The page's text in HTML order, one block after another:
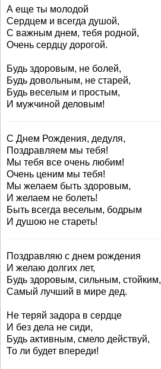
А еще ты молодой
Сердцем и всегда душой,
С важным днем, тебя родной,
Очень сердцу дорогой.
Будь здоровым, не болей,
Будь довольным, не старей,
Будь веселым и простым,
И мужчиной деловым!
С Днем Рождения, дедуля,
Поздравляем мы тебя!
Мы тебя все очень любим!
Очень ценим мы тебя!
Мы желаем быть здоровым,
И желаем не болеть!
Быть всегда веселым, бодрым
И душою не стареть!
Поздравляю с днем рождения
И желаю долгих лет,
Будь здоровым, сильным, стойким,
Самый лучший в мире дед.
Не теряй задора в сердце
И без дела не сиди,
Будь активным, смело действуй,
То ли будет впереди!